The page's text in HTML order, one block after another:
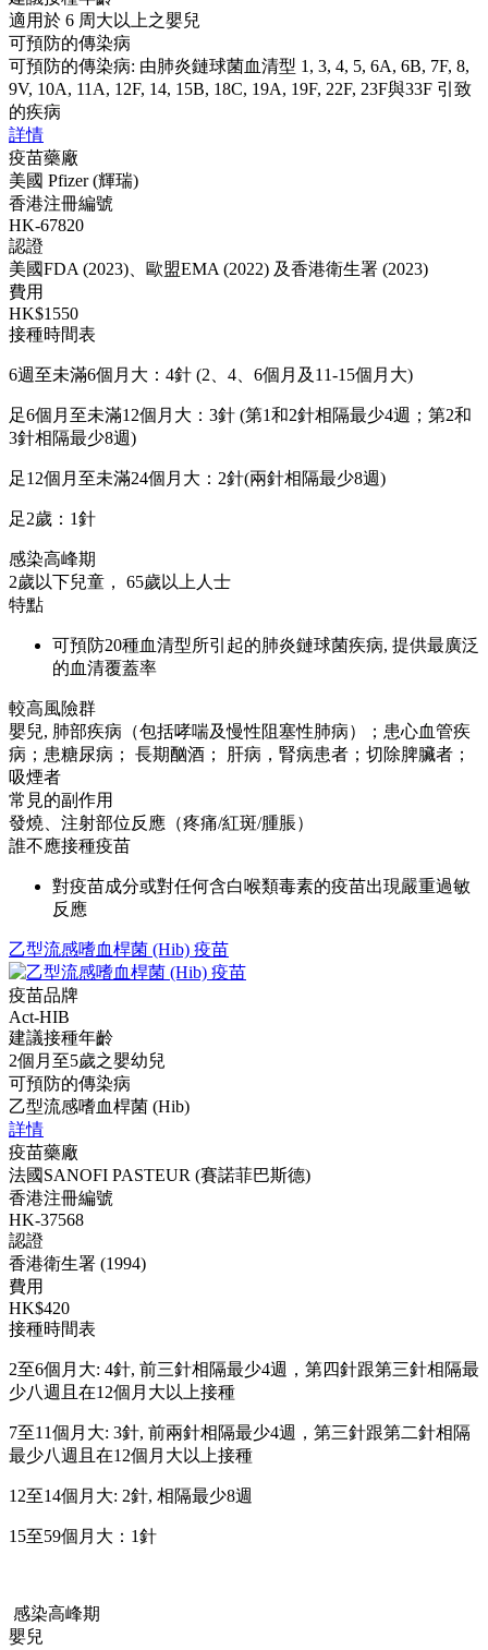
適用於 6 周大以上之嬰兒
可預防的傳染病
可預防的傳染病: 由肺炎鏈球菌血清型 1, 3, 4, 5, 6A, 6B, 7F, 8,
9V, 10A, 11A, 12F, 14, 15B, 18C, 19A, 19F, 22F, 23F與33F 引致
的疾病
詳情
疫苗藥廠
美國 Pfizer (輝瑞)
香港注冊編號
HK-67820
認證
美國FDA (2023)、歐盟EMA (2022) 及香港衛生署 (2023)
費用
HK$1550
接種時間表
6週至未滿6個月大：4針 (2、4、6個月及11-15個月大)
足6個月至未滿12個月大：3針 (第1和2針相隔最少4週；第2和
3針相隔最少8週)
足12個月至未滿24個月大：2針(兩針相隔最少8週)
足2歲：1針
感染高峰期
2歲以下兒童， 65歲以上人士
特點
可預防20種血清型所引起的肺炎鏈球菌疾病, 提供最廣泛
的血清覆蓋率
較高風險群
嬰兒, 肺部疾病（包括哮喘及慢性阻塞性肺病）；患心血管疾
病；患糖尿病； 長期酗酒； 肝病，腎病患者；切除脾臟者；
吸煙者
常見的副作用
發燒、注射部位反應（疼痛/紅斑/腫脹）
誰不應接種疫苗
對疫苗成分或對任何含白喉類毒素的疫苗出現嚴重過敏
反應
乙型流感嗜血桿菌 (Hib) 疫苗
疫苗品牌
Act-HIB
建議接種年齡
2個月至5歲之嬰幼兒
可預防的傳染病
乙型流感嗜血桿菌 (Hib)
詳情
疫苗藥廠
法國SANOFI PASTEUR (賽諾菲巴斯德)
香港注冊編號
HK-37568
認證
香港衛生署 (1994)
費用
HK$420
接種時間表
2至6個月大: 4針, 前三針相隔最少4週，第四針跟第三針相隔最
少八週且在12個月大以上接種
7至11個月大: 3針, 前兩針相隔最少4週，第三針跟第二針相隔
最少八週且在12個月大以上接種
12至14個月大: 2針, 相隔最少8週
15至59個月大：1針
感染高峰期
嬰兒